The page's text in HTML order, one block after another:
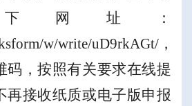
网址：
w/write/uD9rkAGt/ ，
码，按照有关要求在线提
再接收纸质或电子版申报